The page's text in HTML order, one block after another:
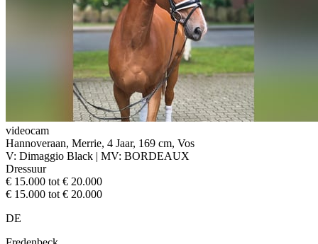
videocam
Hannoveraan, Merrie, 4 Jaar, 169 cm, Vos
V: Dimaggio Black | MV: BORDEAUX
Dressuur
€ 15.000 tot € 20.000
€ 15.000 tot € 20.000
DE